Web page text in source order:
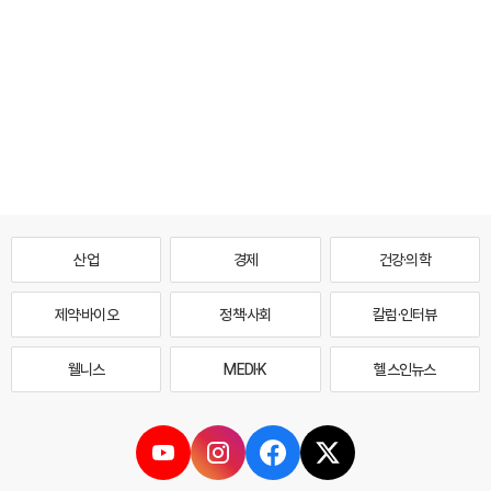
산업 경제 건강·의학
제약·바이오 정책·사회 칼럼·인터뷰
웰니스 MEDI·K 헬스인뉴스